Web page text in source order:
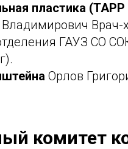
пластика
Врач-
ГАУЗ СО
Орлов
комитет